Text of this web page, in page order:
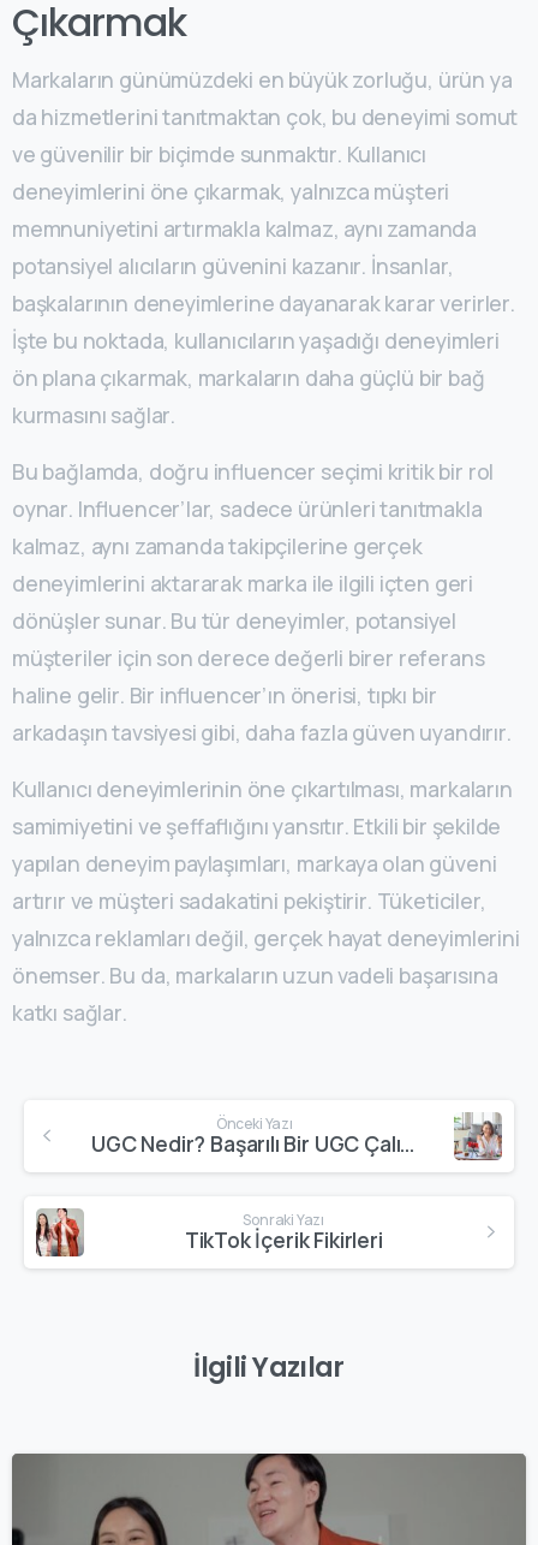
Çıkarmak
Markaların günümüzdeki en büyük zorluğu, ürün ya
da hizmetlerini tanıtmaktan çok, bu deneyimi somut
ve güvenilir bir biçimde sunmaktır. Kullanıcı
deneyimlerini öne çıkarmak, yalnızca müşteri
memnuniyetini artırmakla kalmaz, aynı zamanda
potansiyel alıcıların güvenini kazanır. İnsanlar,
başkalarının deneyimlerine dayanarak karar verirler.
İşte bu noktada, kullanıcıların yaşadığı deneyimleri
ön plana çıkarmak, markaların daha güçlü bir bağ
kurmasını sağlar.
Bu bağlamda, doğru influencer seçimi kritik bir rol
oynar. Influencer’lar, sadece ürünleri tanıtmakla
kalmaz, aynı zamanda takipçilerine gerçek
deneyimlerini aktararak marka ile ilgili içten geri
dönüşler sunar. Bu tür deneyimler, potansiyel
müşteriler için son derece değerli birer referans
haline gelir. Bir influencer’ın önerisi, tıpkı bir
arkadaşın tavsiyesi gibi, daha fazla güven uyandırır.
Kullanıcı deneyimlerinin öne çıkartılması, markaların
samimiyetini ve şeffaflığını yansıtır. Etkili bir şekilde
yapılan deneyim paylaşımları, markaya olan güveni
artırır ve müşteri sadakatini pekiştirir. Tüketiciler,
yalnızca reklamları değil, gerçek hayat deneyimlerini
önemser. Bu da, markaların uzun vadeli başarısına
katkı sağlar.
Önceki Yazı
UGC Nedir? Başarılı Bir UGC Çalışması Nasıl Yapılır?
Sonraki Yazı
TikTok İçerik Fikirleri
İlgili Yazılar